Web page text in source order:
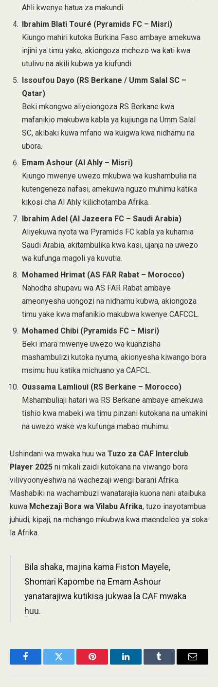
Ahli kwenye hatua za makundi.
Ibrahim Blati Touré (Pyramids FC – Misri)
Kiungo mahiri kutoka Burkina Faso ambaye amekuwa
injini ya timu yake, akiongoza mchezo wa kati kwa
utulivu na akili kubwa ya kiufundi.
Issoufou Dayo (RS Berkane / Umm Salal SC –
Qatar)
Beki mkongwe aliyeiongoza RS Berkane kwa
mafanikio makubwa kabla ya kujiunga na Umm Salal
SC, akibaki kuwa mfano wa kuigwa kwa nidhamu na
ubora.
Emam Ashour (Al Ahly – Misri)
Kiungo mwenye uwezo mkubwa wa kushambulia na
kutengeneza nafasi, amekuwa nguzo muhimu katika
kikosi cha Al Ahly kilichotamba Afrika.
Ibrahim Adel (Al Jazeera FC – Saudi Arabia)
Aliyekuwa nyota wa Pyramids FC kabla ya kuhamia
Saudi Arabia, akitambulika kwa kasi, ujanja na uwezo
wa kufunga magoli ya kuvutia.
Mohamed Hrimat (AS FAR Rabat – Morocco)
Nahodha shupavu wa AS FAR Rabat ambaye
ameonyesha uongozi na nidhamu kubwa, akiongoza
timu yake kwa mafanikio makubwa kwenye CAFCCL.
Mohamed Chibi (Pyramids FC – Misri)
Beki imara mwenye uwezo wa kuanzisha
mashambulizi kutoka nyuma, akionyesha kiwango bora
msimu huu katika michuano ya CAFCL.
Oussama Lamlioui (RS Berkane – Morocco)
Mshambuliaji hatari wa RS Berkane ambaye amekuwa
tishio kwa mabeki wa timu pinzani kutokana na umakini
na uwezo wake wa kufunga mabao muhimu.
Ushindani wa mwaka huu wa Tuzo za CAF Interclub
Player 2025 ni mkali zaidi kutokana na viwango bora
vilivyoonyeshwa na wachezaji wengi barani Afrika.
Mashabiki na wachambuzi wanatarajia kuona nani ataibuka
kuwa Mchezaji Bora wa Vilabu Afrika, tuzo inayotambua
juhudi, kipaji, na mchango mkubwa kwa maendeleo ya soka
la Afrika.
Bila shaka, majina kama Fiston Mayele,
Shomari Kapombe na Emam Ashour
yanatarajiwa kutikisa jukwaa la CAF mwaka
huu.
FacebookTwitter Pinterest LinkedInTumblr Email